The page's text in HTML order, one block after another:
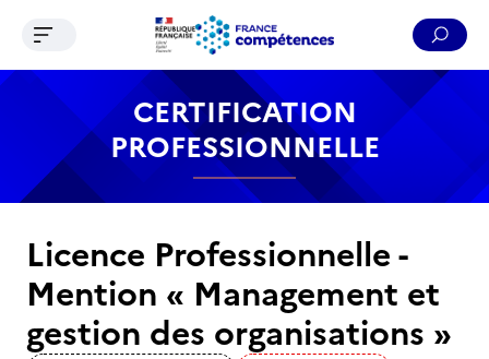
Contenu Recherche Menu Pied de page
Ouvrir le menu de navigation
CERTIFICATION
PROFESSIONNELLE
Licence Professionnelle -
Mention « Management et
gestion des organisations »